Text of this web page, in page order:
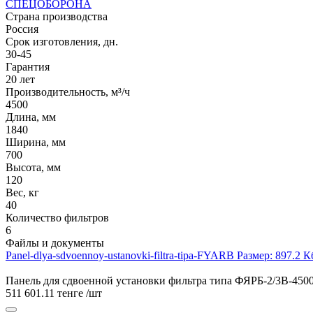
СПЕЦОБОРОНА
Страна производства
Россия
Срок изготовления, дн.
30-45
Гарантия
20 лет
Производительность, м³/ч
4500
Длина, мм
1840
Ширина, мм
700
Высота, мм
120
Вес, кг
40
Количество фильтров
6
Файлы и документы
Panel-dlya-sdvoennoy-ustanovki-filtra-tipa-FYARB Размер: 897.2
Панель для сдвоенной установки фильтра типа ФЯРБ-2/3В-
511 601.11 тенге /шт